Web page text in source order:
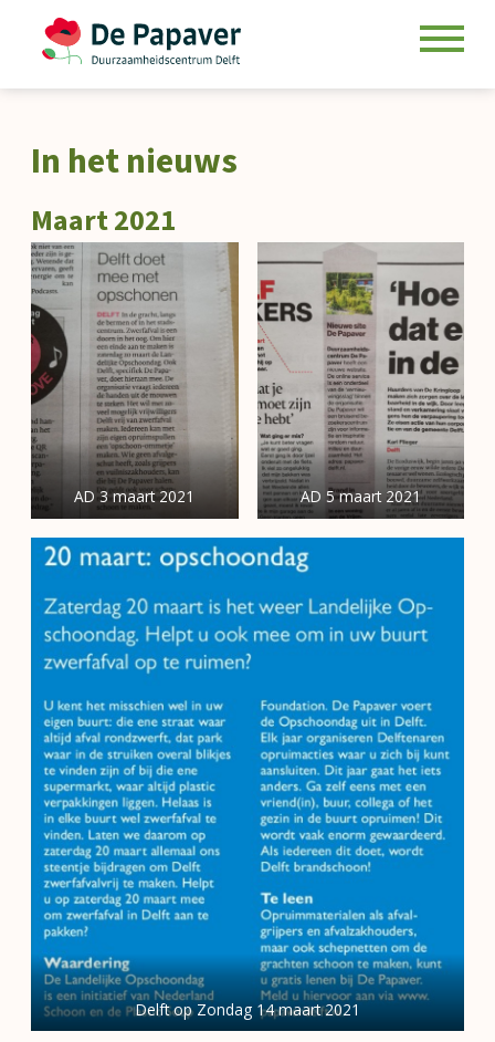
contentIn het nieuws
Maart 2021
AD 3 maart 2021 AD 5 maart 2021
Delft op Zondag 14 maart 2021